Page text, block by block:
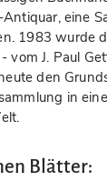
eine
1983 wurde
vom J. Paul
den
in
Blätter: